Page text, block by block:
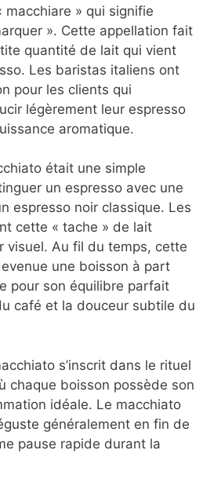
macchiare » qui signifie
». Cette appellation fait
quantité de lait qui vient
Les baristas italiens ont
pour les clients qui
légèrement leur espresso
aromatique.
était une simple
un espresso avec une
espresso noir classique. Les
cette « tache » de lait
visuel. Au fil du temps, cette
une boisson à part
pour son équilibre parfait
café et la douceur subtile du
s’inscrit dans le rituel
chaque boisson possède son
idéale. Le macchiato
généralement en fin de
pause rapide durant la